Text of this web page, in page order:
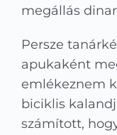
megállás
Persze
apukaként
emlékeznem
biciklis
számított,